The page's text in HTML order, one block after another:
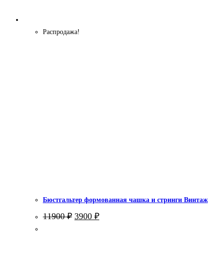
Распродажа!
Бюстгальтер формованная чашка и стринги Винтаж
11900₽ Первоначальная
цена
3900 ₽Текущая
цена: